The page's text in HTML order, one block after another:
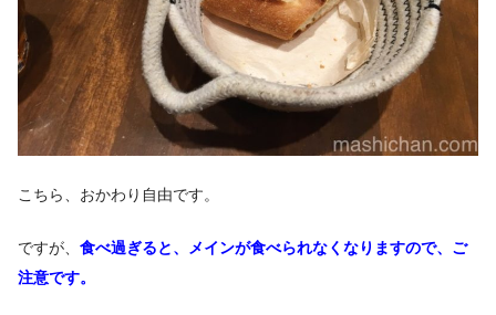
こちら、おかわり自由です。
ですが、 食べ過ぎると、メインが食べられなくなりますので、ご
注意です。